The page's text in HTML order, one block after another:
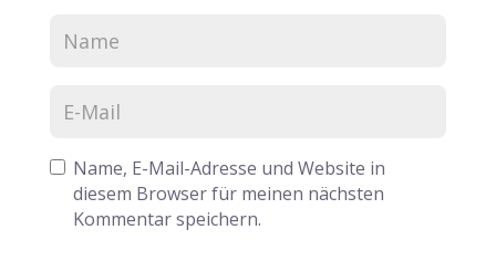
Name, E-Mail-Adresse und Website in
diesem Browser für meinen nächsten
Kommentar speichern.